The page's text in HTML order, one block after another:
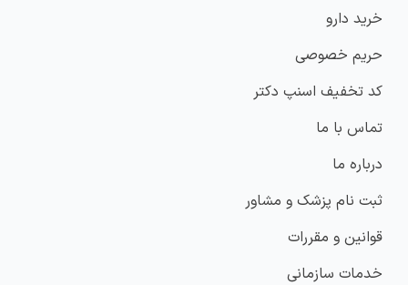
خرید دارو
حریم خصوصی
کد تخفیف اسنپ دکتر
تماس با ما
درباره ما
ثبت نام پزشک و مشاور
قوانین و مقررات
خدمات سازمانی